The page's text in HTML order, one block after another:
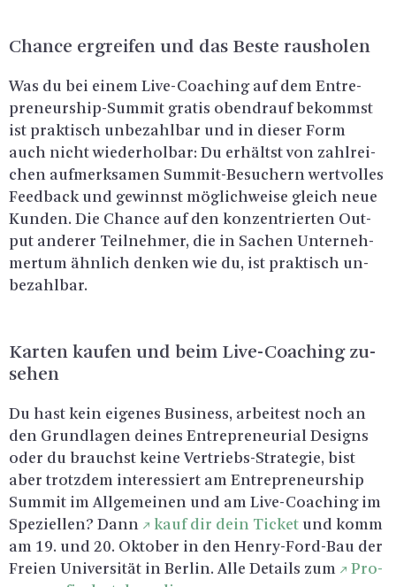
Chan­ce er­grei­fen und das Beste raus­ho­len
Was du bei einem Li­ve-Coa­ching auf dem En­tre­
pre­neurship-Sum­mit gra­tis oben­drauf be­kommst
ist prak­tisch un­be­zahl­bar und in die­ser Form
auch nicht wie­der­hol­bar: Du er­hältst von zahl­rei­
chen auf­merk­sa­men Sum­mit-Be­su­chern wert­vol­les
Feed­back und ge­winnst mög­lich­wei­se gleich neue
Kun­den. Die Chan­ce auf den kon­zen­trier­ten Out­
put an­de­rer Teil­neh­mer, die in Sa­chen Un­ter­neh­
mer­tum ähn­lich den­ken wie du, ist prak­tisch un­
be­zahl­bar.
Kar­ten kau­fen und beim Li­ve-Coa­ching zu­
se­hen
Du hast kein ei­ge­nes Busi­ness, ar­bei­test noch an
den Grund­la­gen dei­nes En­tre­pre­neu­ri­al De­signs
oder du brauchst keine Ver­triebs-Stra­te­gie, bist
aber trotz­dem in­ter­es­siert am En­tre­pre­neurship
Sum­mit im All­ge­mei­nen und am Li­ve-Coa­ching im
Spe­zi­el­len? Dann
kauf dir dein Ti­cket und komm
am 19. und 20. Ok­to­ber in den Hen­ry-Ford-Bau der
Frei­en Uni­ver­si­tät in Ber­lin. Alle De­tails zum
Pro­